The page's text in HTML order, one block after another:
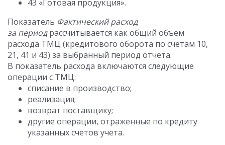
43 «Готовая продукция».
Показатель Фактический расход
за периодрассчитывается как общий объем
расхода ТМЦ (кредитового оборота по счетам 10,
21, 41 и 43) за выбранный период отчета.
В показатель расхода включаются следующие
операции с ТМЦ:
списание в производство;
реализация;
возврат поставщику;
другие операции, отраженные по кредиту
указанных счетов учета.